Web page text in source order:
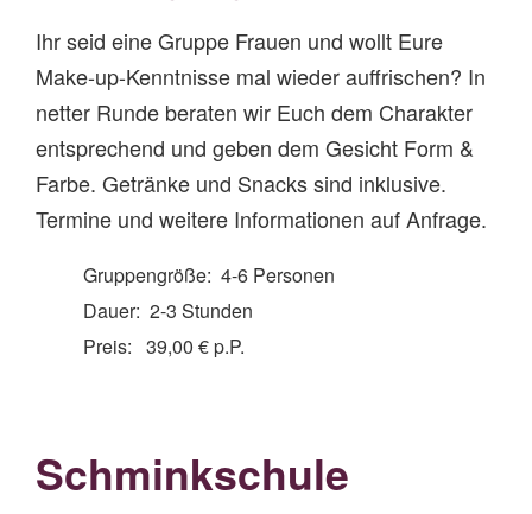
Ihr seid eine Gruppe Frauen und wollt Eure
Make-up-Kenntnisse mal wieder auffrischen? In
netter Runde beraten wir Euch dem Charakter
entsprechend und geben dem Gesicht Form &
Farbe. Getränke und Snacks sind inklusive.
Termine und weitere Informationen auf Anfrage.
Gruppengröße: 4-6 Personen
Dauer: 2-3 Stunden
Preis: 39,00 € p.P.
Schminkschule